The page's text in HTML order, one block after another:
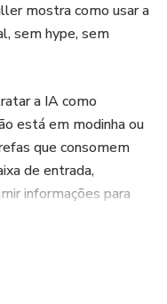
mostra como usar a
sem hype, sem
a IA como
está em modinha ou
que consomem
de entrada,
informações para
propostas, melhorar o